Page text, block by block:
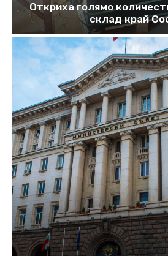
Откриха голямо
склад край